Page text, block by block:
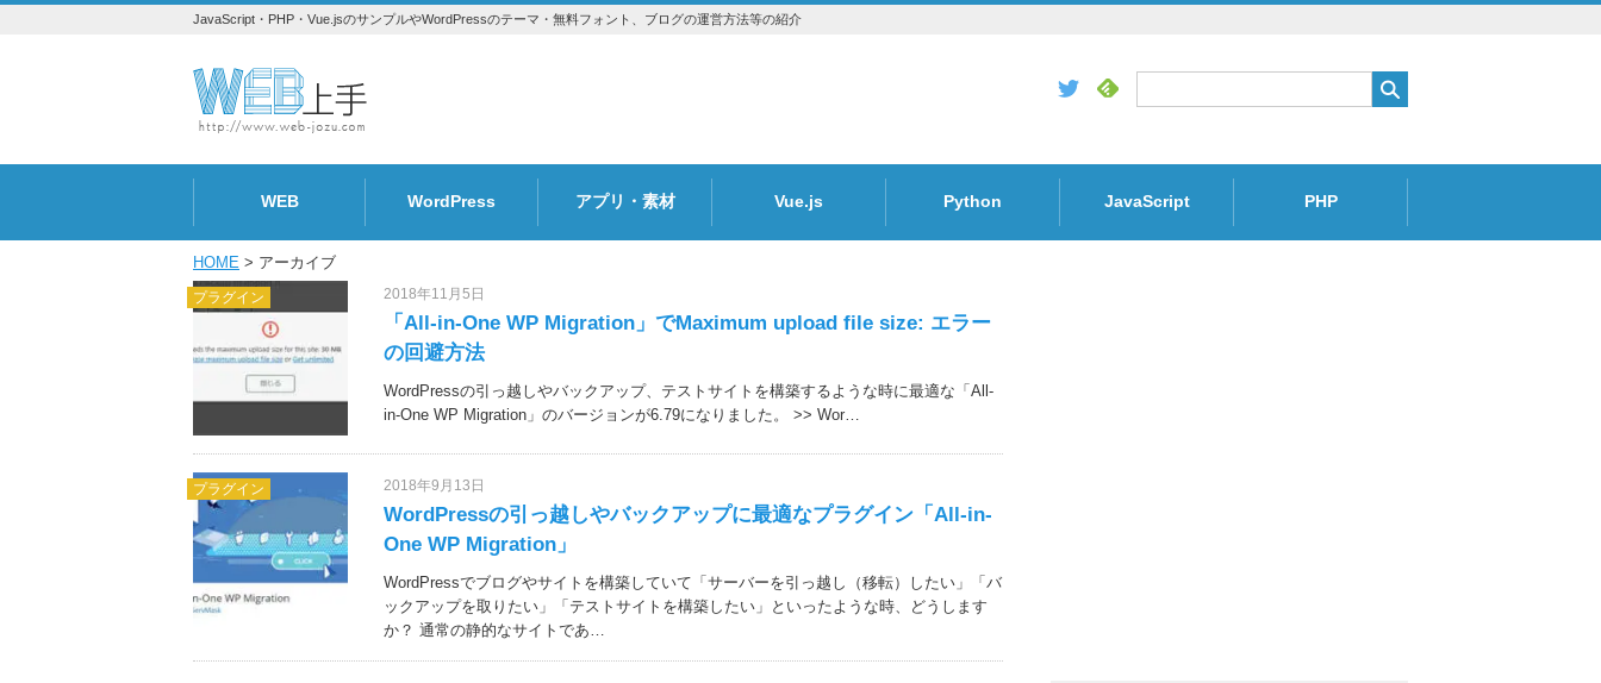
JavaScript・PHP・Vue.jsのサンプルやWordPressのテーマ・無料フォント、ブログの運営方法等の紹介
WEB WordPress アプリ・素材 Vue.js Python JavaScript PHP
HOME > アーカイブ
プラグイン 2018年11月5日
「All-in-One WP Migration」でMaximum upload file size: エラー
の回避方法
WordPressの引っ越しやバックアップ、テストサイトを構築するような時に最適な「All-
in-One WP Migration」のバージョンが6.79になりました。 >> Wor…
プラグイン 2018年9月13日
WordPressの引っ越しやバックアップに最適なプラグイン「All-in-
One WP Migration」
WordPressでブログやサイトを構築していて「サーバーを引っ越し（移転）したい」「バ
ックアップを取りたい」「テストサイトを構築したい」といったような時、どうします
か？ 通常の静的なサイトであ…